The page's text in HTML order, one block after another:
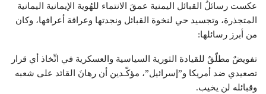
عكست رسائلُ القبائل اليمنية عمقَ الانتماء للهُوية الإيمانية اليمانية
المتجذرة، وتجسيد حي لنخوة القبائل ونجدتها وعراقة أعرافها، وكان
من أبرز رسائلها:
تفويضٌ مطلّقٌ للقيادة الثورية السياسية والعسكرية في اتِّخاذ أي قرار
تصعيدي ضد أمريكا و”إسرائيل”، مؤكّـدين أن رهانَ القائد على شعبه
وقبائله لن يخيب.